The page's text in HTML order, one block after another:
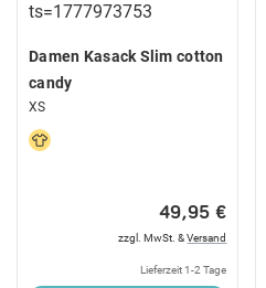
Damen Kasack Slim cotton
candy
XS
49,95 €
zzgl. MwSt. &Versand
Lieferzeit 1-2 Tage